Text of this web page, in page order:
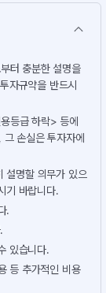
터 충분한 설명을
자규약을 반드시
등급 하락> 등에
손실은 투자자에
설명할 의무가 있으
기 바랍니다.
.
있습니다.
등 추가적인 비용